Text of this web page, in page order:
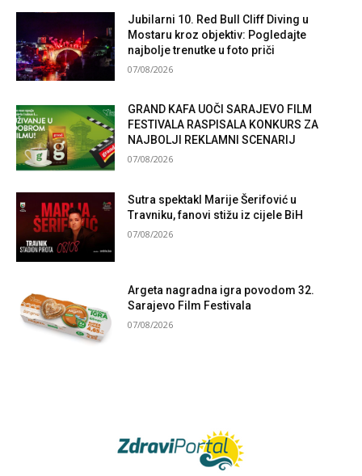
Jubilarni 10. Red Bull Cliff Diving u
Mostaru kroz objektiv: Pogledajte
najbolje trenutke u foto priči
07/08/2026
GRAND KAFA UOČI SARAJEVO FILM
FESTIVALA RASPISALA KONKURS ZA
NAJBOLJI REKLAMNI SCENARIJ
07/08/2026
Sutra spektakl Marije Šerifović u
Travniku, fanovi stižu iz cijele BiH
07/08/2026
Argeta nagradna igra povodom 32.
Sarajevo Film Festivala
07/08/2026